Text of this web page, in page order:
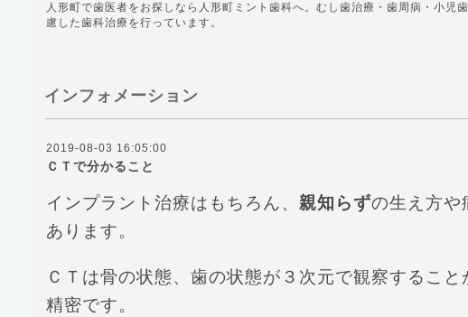
人形町で歯医者をお探しなら人形町ミント歯科へ。むし歯治療・歯周病・小
慮した歯科治療を行っています。
インフォメーション
2019-08-03 16:05:00
ＣＴで分かること
インプラント治療はもちろん、 親知らずの生え方や
あります。
ＣＴは骨の状態、歯の状態が３次元で観察するこ
精密です。